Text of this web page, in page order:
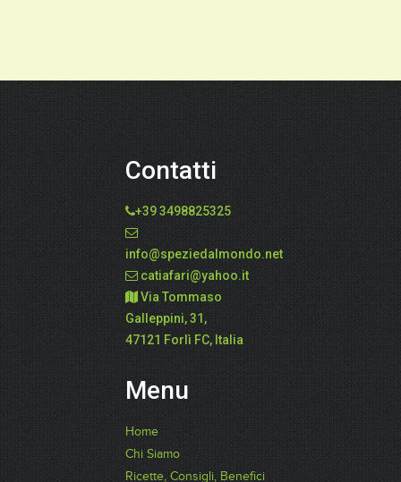
Contatti
+39 3498825325
info@speziedalmondo.net
catiafari@yahoo.it
Via Tommaso
Galleppini, 31,
47121 Forlì FC, Italia
Menu
Home
Chi Siamo
Ricette, Consigli, Benefici